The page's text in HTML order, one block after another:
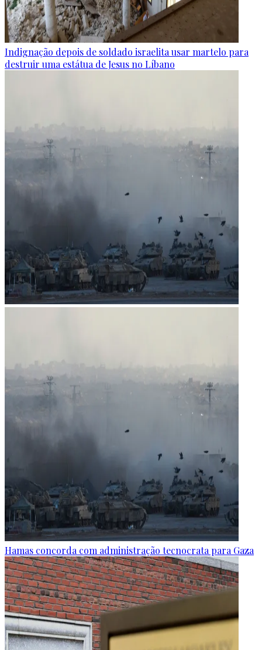
Indignação depois de soldado israelita usar martelo para
destruir uma estátua de Jesus no Líbano
Hamas concorda com administração tecnocrata para Gaza